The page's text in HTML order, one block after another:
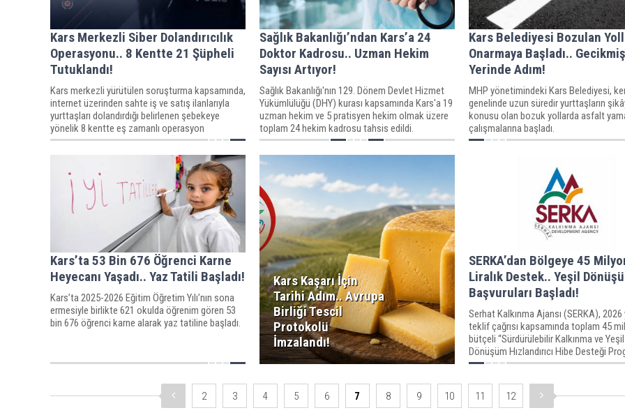
Kars Merkezli Siber Dolandırıcılık
Operasyonu.. 8 Kentte 21 Şüpheli
Tutuklandı!
Kars merkezli yürütülen soruşturma kapsamında,
internet üzerinden sahte iş ve satış ilanlarıyla
yurttaşları dolandırdığı belirlenen şebekeye
yönelik 8 kentte eş zamanlı operasyon
düzenlendi.
Sağlık Bakanlığı’ndan Kars’a 24
Doktor Kadrosu.. Uzman Hekim
Sayısı Artıyor!
Sağlık Bakanlığı'nın 129. Dönem Devlet Hizmet
Yükümlülüğü (DHY) kurası kapsamında Kars'a 19
uzman hekim ve 5 pratisyen hekim olmak üzere
toplam 24 hekim kadrosu tahsis edildi.
Kars Belediyesi Bozulan
Onarmaya Başladı..
Yerinde Adım!
MHP yönetimindeki Kars Belediyesi,
genelinde uzun süredir yurttaşların
konusu olan bozuk yollarda asfalt
çalışmalarına başladı.
Kars’ta 53 Bin 676 Öğrenci Karne
Heyecanı Yaşadı.. Yaz Tatili Başladı!
Kars’ta 2025-2026 Eğitim Öğretim Yılı’nın sona
ermesiyle birlikte 621 okulda öğrenim gören 53
bin 676 öğrenci karne alarak yaz tatiline başladı.
Kars Kaşarı İçin
Tarihi Adım.. Avrupa
Birliği Tescil
Protokolü
İmzalandı!
SERKA’dan Bölgeye 45
Liralık Destek.. Yeşil
Başvuruları Başladı!
Serhat Kalkınma Ajansı (SERKA), 2026
teklif çağrısı kapsamında toplam 45
bütçeli “Sürdürülebilir Kalkınma ve Yeşil
Dönüşüm Hızlandırıcı Hibe Desteği
başlattı.
2 3 4 5 6 7 8 9 10 11 12